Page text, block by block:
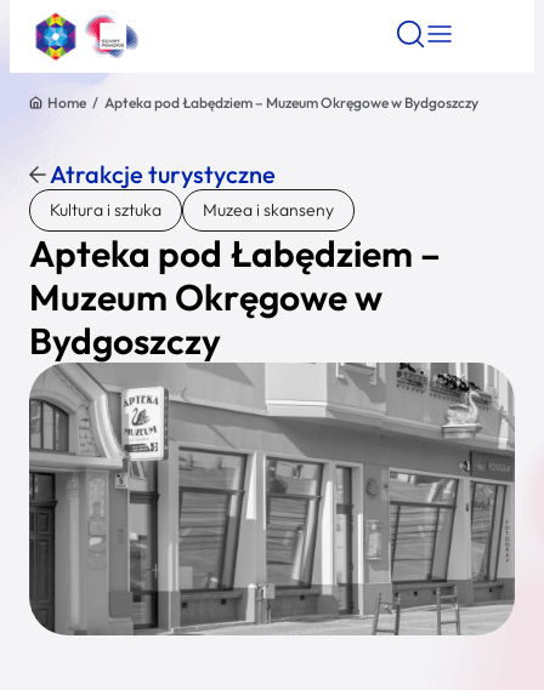
Znajdź atrakcję
Nazwa atrakcji
Miasto
Kategoria
Wyszukaj
Home / Apteka pod Łabędziem – Muzeum Okręgowe w Bydgoszczy
Atrakcje turystyczne
Kultura i sztuka Muzea i skanseny
Apteka pod Łabędziem –
Muzeum Okręgowe w
Bydgoszczy